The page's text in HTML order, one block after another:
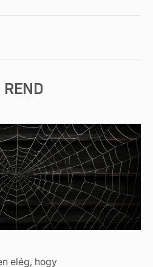
REND
elég, hogy